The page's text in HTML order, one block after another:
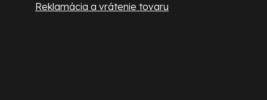
Reklamácia a vrátenie tovaru